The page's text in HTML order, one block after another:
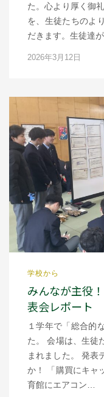
た。心より厚く御
を、生徒たちのよ
だきます。生徒達
2026年3月12日
学校から
みんなが主役
表会レポート
１学年で「総合的
た。 会場は、生徒
まれました。 発表
か！ 「購買にキャ
育館にエアコン…